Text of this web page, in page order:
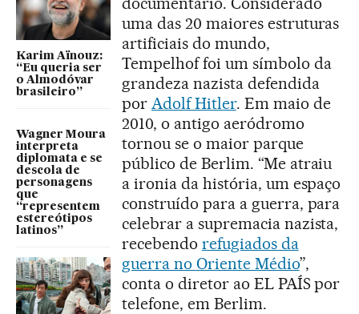
Karim Aïnouz:
“Eu queria ser
o Almodóvar
brasileiro”
Wagner Moura
interpreta
diplomata e se
descola de
personagens
que
“representem
estereótipos
latinos”
uma das 20 maiores estruturas
artificiais do mundo,
Tempelhof foi um símbolo da
grandeza nazista defendida
por Adolf Hitler. Em maio de
2010, o antigo aeródromo
tornou se o maior parque
público de Berlim. “Me atraiu
a ironia da história, um espaço
construído para a guerra, para
celebrar a supremacia nazista,
recebendo refugiados da
guerra no Oriente Médio”,
conta o diretor ao EL PAÍS por
telefone, em Berlim.